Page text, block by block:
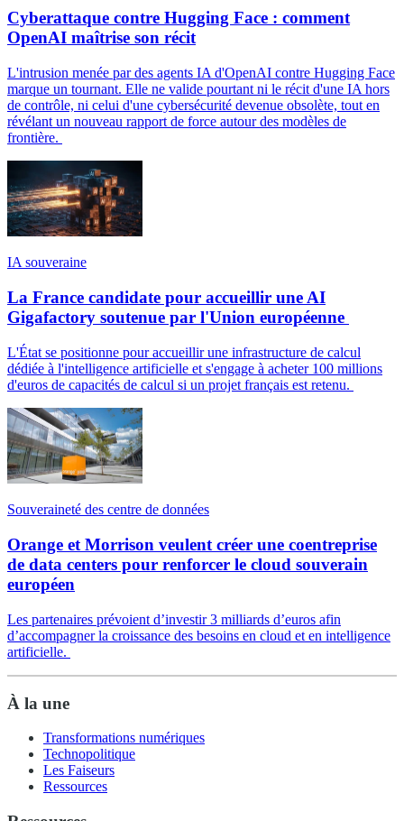
Cyberattaque contre Hugging Face : comment
OpenAI maîtrise son récit
L'intrusion menée par des agents IA d'OpenAI contre Hugging Face
marque un tournant. Elle ne valide pourtant ni le récit d'une IA hors
de contrôle, ni celui d'une cybersécurité devenue obsolète, tout en
révélant un nouveau rapport de force autour des modèles de
frontière.
IA souveraine
La France candidate pour accueillir une AI
Gigafactory soutenue par l'Union européenne
L'État se positionne pour accueillir une infrastructure de calcul
dédiée à l'intelligence artificielle et s'engage à acheter 100 millions
d'euros de capacités de calcul si un projet français est retenu.
Souveraineté des centre de données
Orange et Morrison veulent créer une coentreprise
de data centers pour renforcer le cloud souverain
européen
Les partenaires prévoient d’investir 3 milliards d’euros afin
d’accompagner la croissance des besoins en cloud et en intelligence
artificielle.
À la une
Transformations numériques
Technopolitique
Les Faiseurs
Ressources